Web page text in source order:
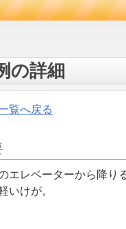
の詳細
覧へ戻る
エレベーターから降り
いけが。